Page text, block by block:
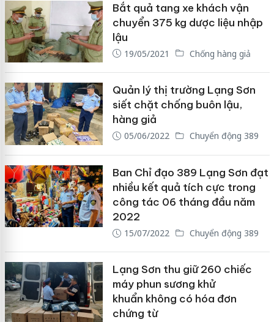
Bắt quả tang xe khách vận
chuyển 375 kg dược liệu nhập
lậu
19/05/2021 Chống hàng giả
Quản lý thị trường Lạng Sơn
siết chặt chống buôn lậu,
hàng giả
05/06/2022 Chuyển động 389
Ban Chỉ đạo 389 Lạng Sơn đạt
nhiều kết quả tích cực trong
công tác 06 tháng đầu năm
2022
15/07/2022 Chuyển động 389
Lạng Sơn thu giữ 260 chiếc
máy phun sương khử
khuẩn không có hóa đơn
chứng từ